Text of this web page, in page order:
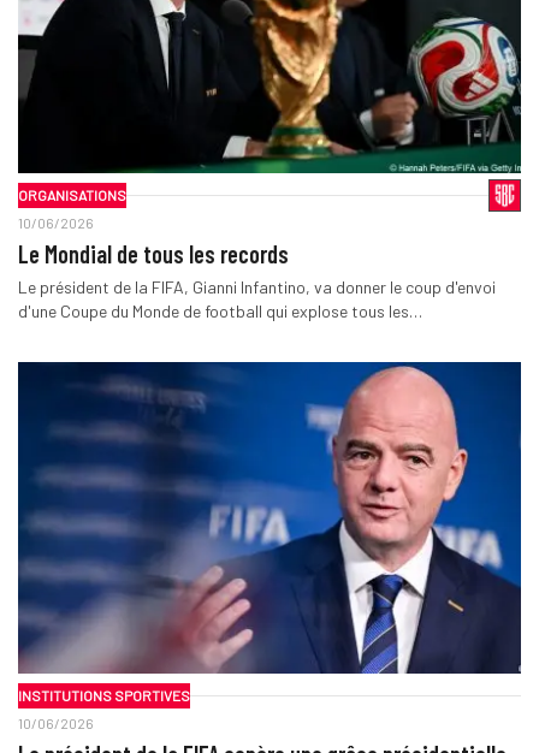
ORGANISATIONS
10/06/2026
Le Mondial de tous les records
Le président de la FIFA, Gianni Infantino, va donner le coup d'envoi
d'une Coupe du Monde de football qui explose tous les…
INSTITUTIONS SPORTIVES
10/06/2026